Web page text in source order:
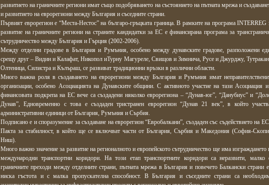
развитието на граничните региони имат също подобряването на състоянието на пътната мрежа и
и развитието на еврорегиони между България и съседните страни.
Първият еврорегион е “Места-Нестос” на българо-гръцката граница. В рамките на програма INTERREG
развитие на граничните региони на страните кандидатки за ЕС е финансирана програма за
сътрудничество между България и Гърция (2002-2006).
Между отделни градове в България и Румъния, особено между дунавските градове, разположени
срещу друг – Видин и Калафат, Никопол иТурну Магуреле, Свищов и Зимнича, Русе и Джурджу,
Олтеница, Силистра и Кълъраш, се развиват традиционни връзки в различни области.
Много важна роля в създаването на еврорегиони между България и Румъния имат
организации, особено Асоциацията на Дунавските общини. С активното участие на тази Асоциация
финансовата подкрепа на ЕС вече са създадени няколко еврорегиона – “Дунав-юг”, “Данубиус” и
Дунав”, Едновременно с това е създаден тристранен еврорегион “Дунав 21 век”, в който
административни единици от България, Румъния и Сърбия.
Подписано е и споразумение за създаване на еврорегион “Евробалкани”, създаден със съдействието на
Пакта за стабилност, в който ще се включват части от България, Сърбия и Македония (Сoфия-
Ниш).
Много важно значение за развитие на регионалното и европейското сътрудничество ще има изграждането
международни транспортни коридори. На този етап транспортните коридори са неразвити, малко
граничните преходи между отделните страни, пътната мрежа в България и повечето Балкански страни
ниска гъстота и с малка пропускателна способност. В България и съседните страни са